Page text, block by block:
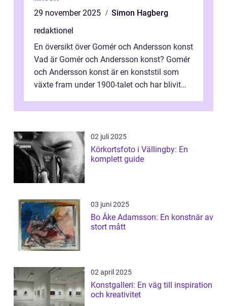
29 november 2025
Simon Hagberg
redaktionel
En översikt över Gomér och Andersson konst
Vad är Gomér och Andersson konst? Gomér
och Andersson konst är en konststil som
växte fram under 1900-talet och har blivit
02 juli 2025
Körkortsfoto i Vällingby: En
komplett guide
03 juni 2025
Bo Åke Adamsson: En konstnär av
stort mått
02 april 2025
Konstgalleri: En väg till inspiration
och kreativitet